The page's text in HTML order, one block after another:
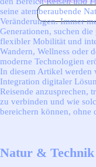
seine atemberaubende
Veränderungen. Immer
Generationen, suchen
flexibler Mobilität und
Wandern, Wellness oder
moderne Technologien
In diesem Artikel werden
Integration digitaler
Reisende anzusprechen,
zu verbinden und wie
bereichern können, ohne
Natur & Technik